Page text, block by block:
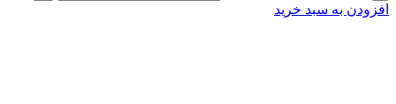
افزودن به سبد خرید